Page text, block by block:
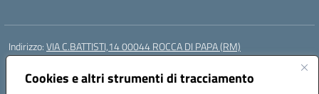
Cookies e altri strumenti di tracciamento
Indirizzo:VIA C.BATTISTI,14 00044 ROCCA DI PAPA (RM)
Centralino:
Posta elettronica certificata (PEC):rmic8aq00n@pec.istruzione.it